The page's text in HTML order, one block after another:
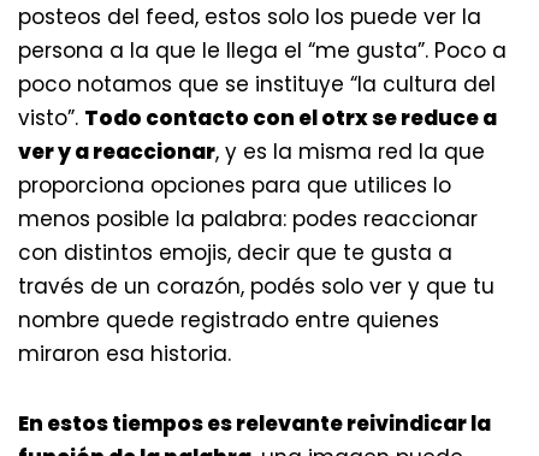
posteos del feed, estos solo los puede ver la
persona a la que le llega el “me gusta”. Poco a
poco notamos que se instituye “la cultura del
visto”. Todo contacto con el otrx se reduce a
ver y a reaccionar, y es la misma red la que
proporciona opciones para que utilices lo
menos posible la palabra: podes reaccionar
con distintos emojis, decir que te gusta a
través de un corazón, podés solo ver y que tu
nombre quede registrado entre quienes
miraron esa historia.
En estos tiempos es relevante reivindicar la